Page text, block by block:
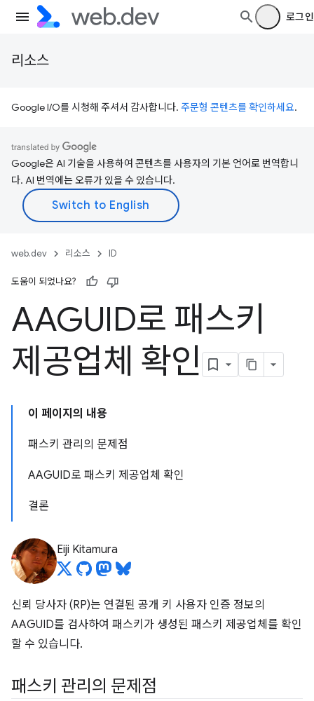
로그인
리소스
Google I/O를 시청해 주셔서 감사합니다. 주문형 콘텐츠를 확인하세요.
Google은 AI 기술을 사용하여 콘텐츠를 사용자의 기본 언어로 번역합니
다. AI 번역에는 오류가 있을 수 있습니다.
web.dev 리소스 ID
도움이 되었나요?
AAGUID로 패스키
제공업체 확인
이 페이지의 내용
패스키 관리의 문제점
AAGUID로 패스키 제공업체 확인
결론
Eiji Kitamura
신뢰 당사자 (RP)는 연결된 공개 키 사용자 인증 정보의
AAGUID를 검사하여 패스키가 생성된 패스키 제공업체를 확인
할 수 있습니다.
패스키 관리의 문제점